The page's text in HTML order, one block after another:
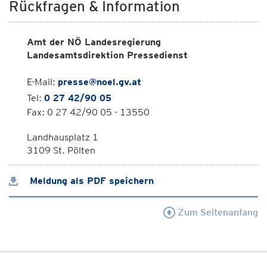
Rückfragen & Information
Amt der NÖ Landesregierung
Landesamtsdirektion Pressedienst
E-Mail: presse@noel.gv.at
Tel: 0 27 42/90 05
Fax: 0 27 42/90 05 - 13550
Landhausplatz 1
3109 St. Pölten
Meldung als PDF speichern
Zum Seitenanfang